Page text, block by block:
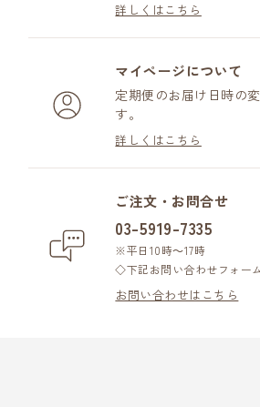
詳しくはこちら
マイページについて
定期便のお届け日時の
す。
詳しくはこちら
ご注文・お問合せ
03-5919-7335
※平日10時～17時
◇下記お問い合わせフォー
お問い合わせはこちら